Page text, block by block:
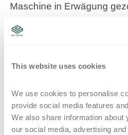
This website uses cookies
We use cookies to personalise
provide social media features
We also share information about
our social media, advertising
Maschine in Erwägung
angesprochen, die
mit großem Durchmesser,
Materialien aufweisen